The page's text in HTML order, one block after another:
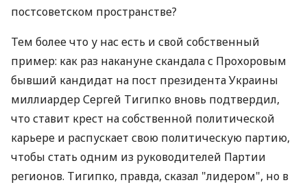
постсоветском пространстве?
Тем более что у нас есть и свой собственный
пример: как раз накануне скандала с Прохоровым
бывший кандидат на пост президента Украины
миллиардер Сергей Тигипко вновь подтвердил,
что ставит крест на собственной политической
карьере и распускает свою политическую партию,
чтобы стать одним из руководителей Партии
регионов. Тигипко, правда, сказал "лидером", но в